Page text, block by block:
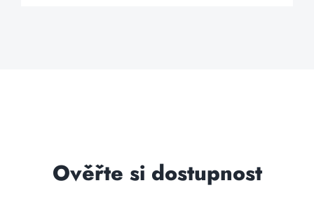
Ověřte si dostupnost